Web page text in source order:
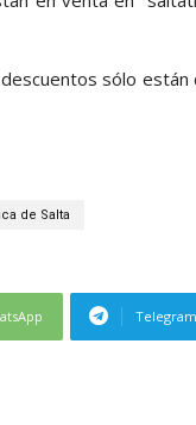
sólo están
de Salta
Telegram